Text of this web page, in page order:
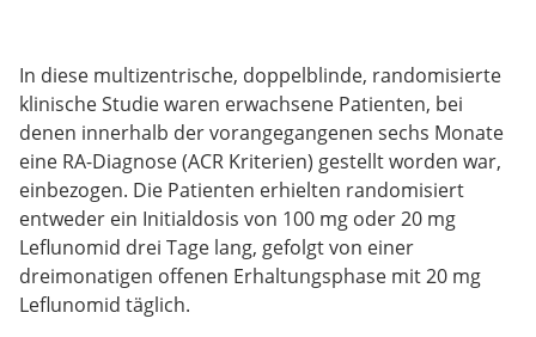
In diese multizentrische, doppelblinde, randomisierte
klinische Studie waren erwachsene Patienten, bei
denen innerhalb der vorangegangenen sechs Monate
eine RA-Diagnose (ACR Kriterien) gestellt worden war,
einbezogen. Die Patienten erhielten randomisiert
entweder ein Initialdosis von 100 mg oder 20 mg
Leflunomid drei Tage lang, gefolgt von einer
dreimonatigen offenen Erhaltungsphase mit 20 mg
Leflunomid täglich.